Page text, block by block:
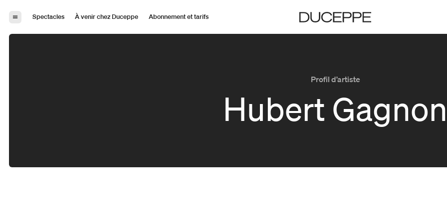
Spectacles
À venir chez Duceppe
Abonnement et tarifs
Duceppe
Profil d’artiste
Hubert Gagnon